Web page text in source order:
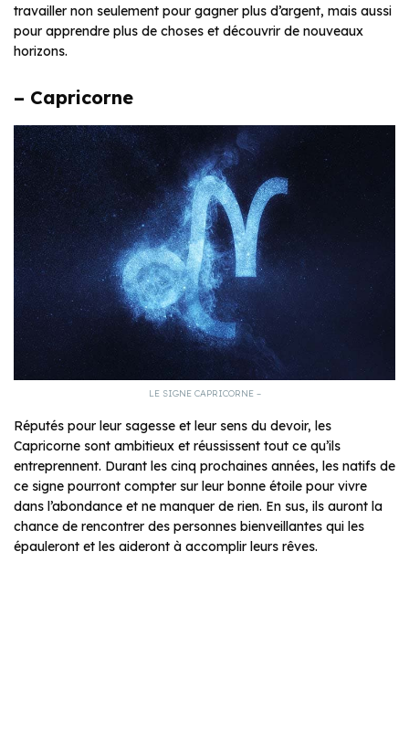
travailler non seulement pour gagner plus d’argent, mais aussi
pour apprendre plus de choses et découvrir de nouveaux
horizons.
– Capricorne
LE SIGNE CAPRICORNE –
Réputés pour leur sagesse et leur sens du devoir, les
Capricorne sont ambitieux et réussissent tout ce qu’ils
entreprennent. Durant les cinq prochaines années, les natifs de
ce signe pourront compter sur leur bonne étoile pour vivre
dans l’abondance et ne manquer de rien. En sus, ils auront la
chance de rencontrer des personnes bienveillantes qui les
épauleront et les aideront à accomplir leurs rêves.